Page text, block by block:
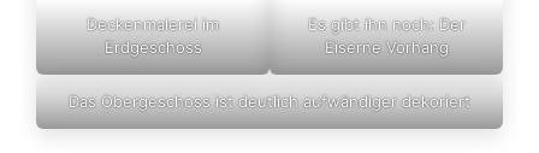
Deckenmalerei im
Erdgeschoss
Es gibt ihn noch: Der
Eiserne Vorhang
Das Obergeschoss ist deutlich aufwändiger dekoriert